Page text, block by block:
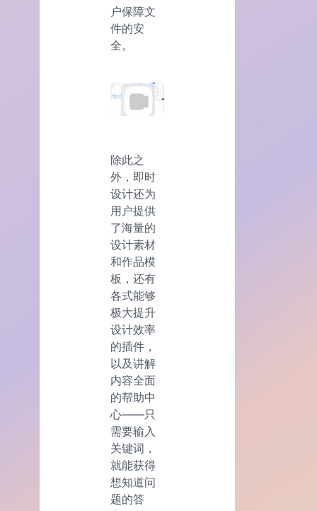
户保障文
件的安
全。
除此之
外，即时
设计还为
用户提供
了海量的
设计素材
和作品模
板，还有
各式能够
极大提升
设计效率
的插件，
以及讲解
内容全面
的帮助中
心——只
需要输入
关键词，
就能获得
想知道问
题的答